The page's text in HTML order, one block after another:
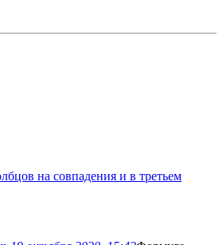
на совпадения и в третьем